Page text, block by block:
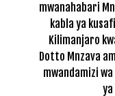
mwanahabari
kabla ya
Kilimanjaro
Dotto Mnzava
mwandamizi